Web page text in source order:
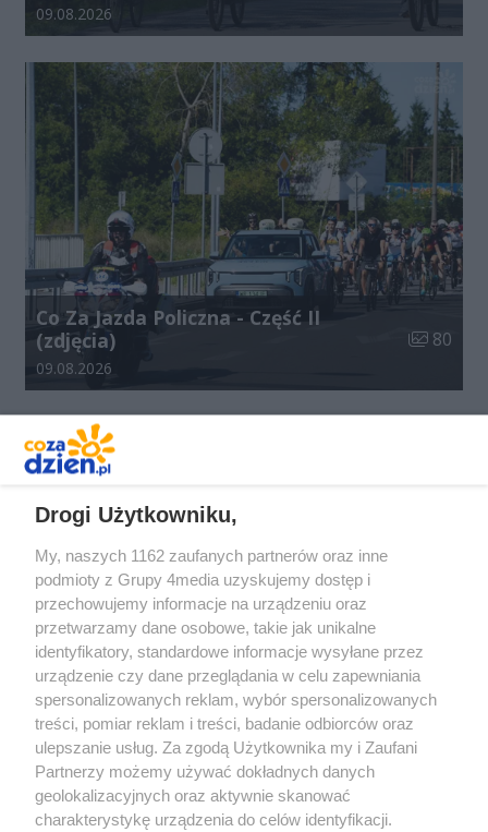
Data dodania galerii:
09.08.2026
Co Za Jazda Policzna - Część II
(zdjęcia)
Liczba
80
Data dodania galerii:
09.08.2026
Redakcja Reklama Prywatność
Praca Łódź
the:protocol
Drogi Użytkowniku,
My, naszych 1162 zaufanych partnerów oraz inne
podmioty z Grupy 4media uzyskujemy dostęp i
przechowujemy informacje na urządzeniu oraz
przetwarzamy dane osobowe, takie jak unikalne
identyfikatory, standardowe informacje wysyłane przez
urządzenie czy dane przeglądania w celu zapewniania
spersonalizowanych reklam, wybór spersonalizowanych
treści, pomiar reklam i treści, badanie odbiorców oraz
ulepszanie usług. Za zgodą Użytkownika my i Zaufani
Partnerzy możemy używać dokładnych danych
geolokalizacyjnych oraz aktywnie skanować
charakterystykę urządzenia do celów identyfikacji.